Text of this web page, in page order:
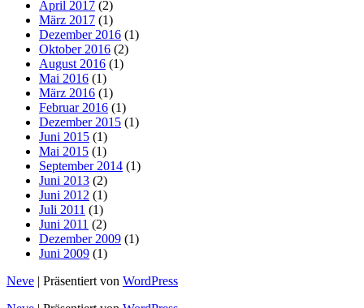
April 2017 (2)
März 2017 (1)
Dezember 2016 (1)
Oktober 2016 (2)
August 2016 (1)
Mai 2016 (1)
März 2016 (1)
Februar 2016 (1)
Dezember 2015 (1)
Juni 2015 (1)
Mai 2015 (1)
September 2014 (1)
Juni 2013 (2)
Juni 2012 (1)
Juli 2011 (1)
Juni 2011 (2)
Dezember 2009 (1)
Juni 2009 (1)
Neve | Präsentiert von WordPress